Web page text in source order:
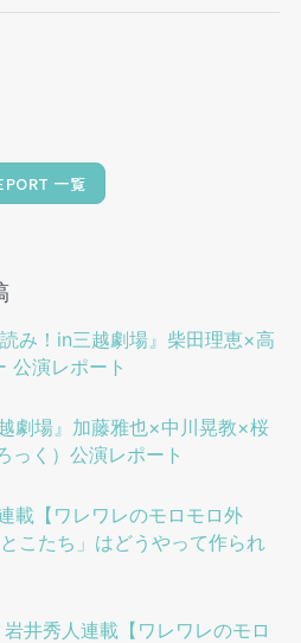
一覧
み！in三越劇場』柴田理恵×高
公演レポート
劇場』加藤雅也×中川晃教×桜
っく）公演レポート
載【ワレワレのモロモロ外
こたち」はどうやって作られ
井秀⼈連載【ワレワレのモロ